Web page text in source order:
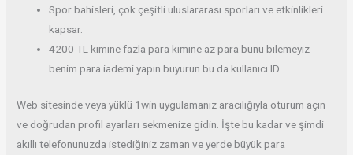
Spor bahisleri, çok çeşitli uluslararası sporları ve etkinlikleri
kapsar.
4200 TL kimine fazla para kimine az para bunu bilemeyiz
benim para iademi yapın buyurun bu da kullanıcı ID …
Web sitesinde veya yüklü 1win uygulamanız aracılığıyla oturum açın
ve doğrudan profil ayarları sekmenize gidin. İşte bu kadar ve şimdi
akıllı telefonunuzda istediğiniz zaman ve yerde büyük para